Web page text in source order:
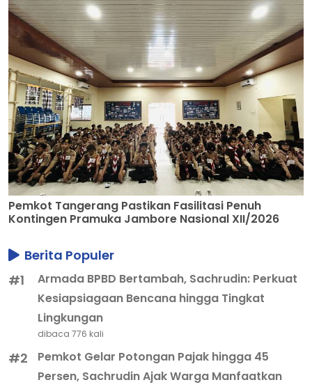
Pemkot Tangerang Pastikan Fasilitasi Penuh
Kontingen Pramuka Jambore Nasional XII/2026
Berita Populer
#1
Armada BPBD Bertambah, Sachrudin: Perkuat
Kesiapsiagaan Bencana hingga Tingkat
Lingkungan
dibaca 776 kali
#2
Pemkot Gelar Potongan Pajak hingga 45
Persen, Sachrudin Ajak Warga Manfaatkan